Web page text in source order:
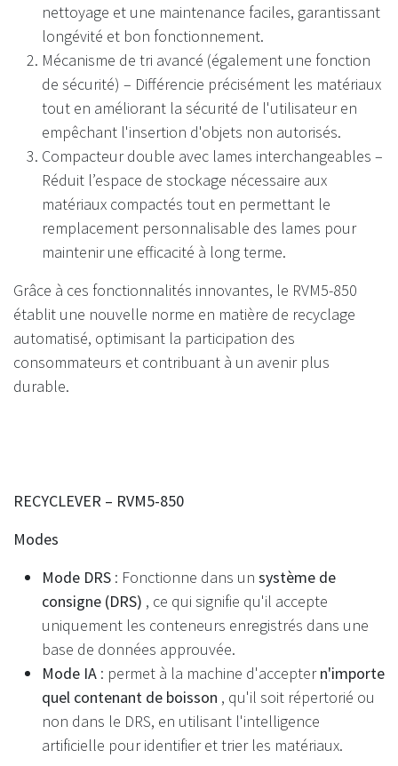
nettoyage et une maintenance faciles, garantissant
longévité et bon fonctionnement.
Mécanisme de tri avancé (également une fonction
de sécurité) – Différencie précisément les matériaux
tout en améliorant la sécurité de l'utilisateur en
empêchant l'insertion d'objets non autorisés.
Compacteur double avec lames interchangeables –
Réduit l’espace de stockage nécessaire aux
matériaux compactés tout en permettant le
remplacement personnalisable des lames pour
maintenir une efficacité à long terme.
Grâce à ces fonctionnalités innovantes, le RVM5-850
établit une nouvelle norme en matière de recyclage
automatisé, optimisant la participation des
consommateurs et contribuant à un avenir plus
durable.
RECYCLEVER – RVM5-850
Modes
Mode DRS : Fonctionne dans un système de
consigne (DRS) , ce qui signifie qu'il accepte
uniquement les conteneurs enregistrés dans une
base de données approuvée.
Mode IA : permet à la machine d'acceptern'importe
quel contenant de boisson , qu'il soit répertorié ou
non dans le DRS, en utilisant l'intelligence
artificielle pour identifier et trier les matériaux.